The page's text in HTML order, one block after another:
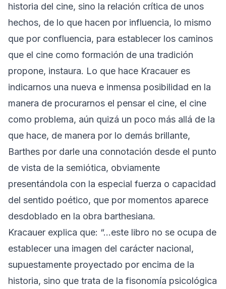
historia del cine, sino la relación crítica de unos
hechos, de lo que hacen por influencia, lo mismo
que por confluencia, para establecer los caminos
que el cine como formación de una tradición
propone, instaura. Lo que hace Kracauer es
indicarnos una nueva e inmensa posibilidad en la
manera de procurarnos el pensar el cine, el cine
como problema, aún quizá un poco más allá de la
que hace, de manera por lo demás brillante,
Barthes por darle una connotación desde el punto
de vista de la semiótica, obviamente
presentándola con la especial fuerza o capacidad
del sentido poético, que por momentos aparece
desdoblado en la obra barthesiana.
Kracauer explica que: “…este libro no se ocupa de
establecer una imagen del carácter nacional,
supuestamente proyectado por encima de la
historia, sino que trata de la fisonomía psicológica